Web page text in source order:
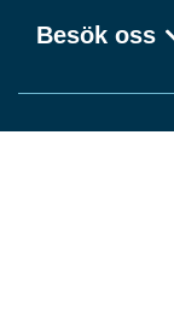
Besök oss